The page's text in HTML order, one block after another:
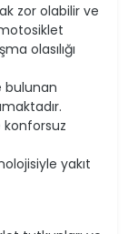
zor olabilir ve
olasılığı
bulunan
yakıt